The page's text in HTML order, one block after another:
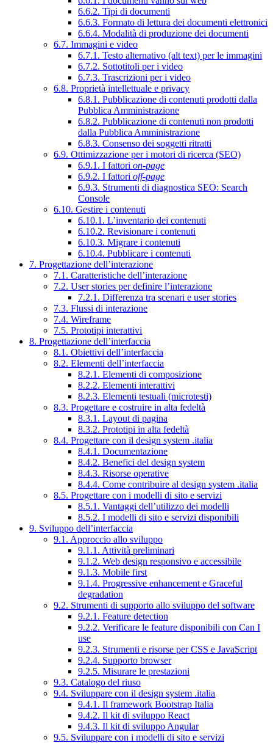
6.6.2. Tipi di documenti
6.6.3. Formato di lettura dei documenti elettronici
6.6.4. Modalità di produzione dei documenti
6.7. Immagini e video
6.7.1. Testo alternativo (alt text) per le immagini
6.7.2. Sottotitoli per i video
6.7.3. Trascrizioni per i video
6.8. Proprietà intellettuale e privacy
6.8.1. Pubblicazione di contenuti prodotti dalla
Pubblica Amministrazione
6.8.2. Pubblicazione di contenuti non prodotti
dalla Pubblica Amministrazione
6.8.3. Consenso dei soggetti ritratti
6.9. Ottimizzazione per i motori di ricerca (SEO)
6.9.1. I fattori on-page
6.9.2. I fattori off-page
6.9.3. Strumenti di diagnostica SEO: Search
Console
6.10. Gestire i contenuti
6.10.1. L’inventario dei contenuti
6.10.2. Revisionare i contenuti
6.10.3. Migrare i contenuti
6.10.4. Pubblicare i contenuti
7. Progettazione dell’interazione
7.1. Caratteristiche dell’interazione
7.2. User stories per definire l’interazione
7.2.1. Differenza tra scenari e user stories
7.3. Flussi di interazione
7.4. Wireframe
7.5. Prototipi interattivi
8. Progettazione dell’interfaccia
8.1. Obiettivi dell’interfaccia
8.2. Elementi dell’interfaccia
8.2.1. Elementi di composizione
8.2.2. Elementi interattivi
8.2.3. Elementi testuali (microtesti)
8.3. Progettare e costruire in alta fedeltà
8.3.1. Layout di pagina
8.3.2. Prototipi in alta fedeltà
8.4. Progettare con il design system .italia
8.4.1. Documentazione
8.4.2. Benefici del design system
8.4.3. Risorse operative
8.4.4. Come contribuire al design system .italia
8.5. Progettare con i modelli di sito e servizi
8.5.1. Vantaggi dell’utilizzo dei modelli
8.5.2. I modelli di sito e servizi disponibili
9. Sviluppo dell’interfaccia
9.1. Approccio allo sviluppo
9.1.1. Attività preliminari
9.1.2. Web design responsivo e accessibile
9.1.3. Mobile first
9.1.4. Progressive enhancement e Graceful
degradation
9.2. Strumenti di supporto allo sviluppo del software
9.2.1. Feature detection
9.2.2. Verificare le feature disponibili con Can I
use
9.2.3. Strumenti e risorse per CSS e JavaScript
9.2.4. Supporto browser
9.2.5. Misurare le prestazioni
9.3. Catalogo del riuso
9.4. Sviluppare con il design system .italia
9.4.1. Il framework Bootstrap Italia
9.4.2. Il kit di sviluppo React
9.4.3. Il kit di sviluppo Angular
9.5. Sviluppare con i modelli di sito e servizi